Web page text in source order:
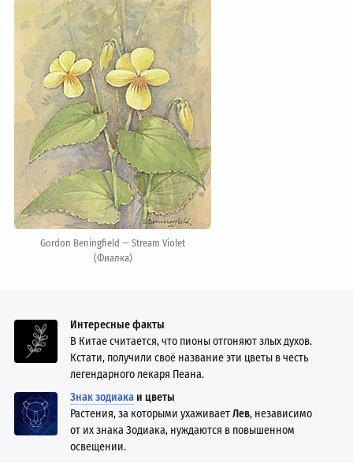
Gordon Beningfield — Stream Violet
(Фиалка)
Интересные факты
В Китае считается, что пионы отгоняют злых духов.
Кстати, получили своё название эти цветы в честь
легендарного лекаря Пеана.
Знак зодиака и цветы
Растения, за которыми ухаживаетЛев, независимо
от их знака Зодиака, нуждаются в повышенном
освещении.